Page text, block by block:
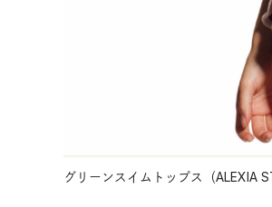
グリーンスイムトップス（ALEXIA